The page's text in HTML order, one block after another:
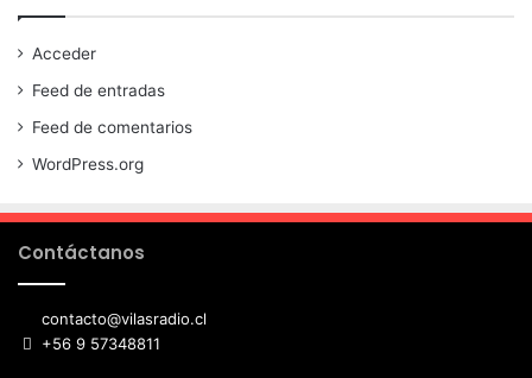
Acceder
Feed de entradas
Feed de comentarios
WordPress.org
Contáctanos
contacto@vilasradio.cl
+56 9 57348811